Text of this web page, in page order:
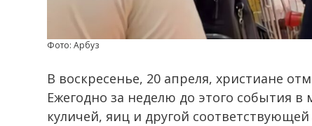
Фото: Арбуз
В воскресенье, 20 апреля, христиане
Ежегодно за неделю до этого события
куличей, яиц и другой